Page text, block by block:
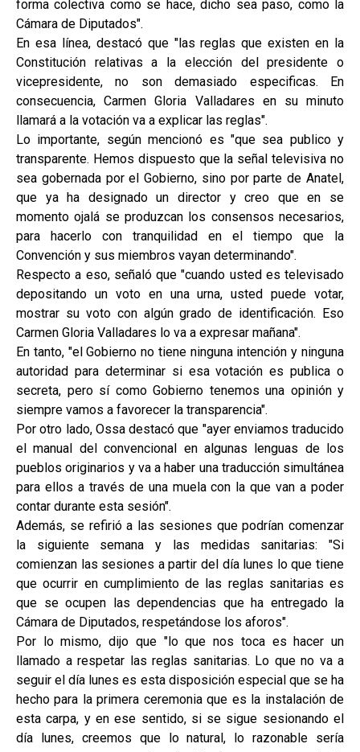
forma colectiva como se hace, dicho sea paso, como la
Cámara de Diputados".
En esa línea, destacó que "las reglas que existen en la
Constitución relativas a la elección del presidente o
vicepresidente, no son demasiado especificas. En
consecuencia, Carmen Gloria Valladares en su minuto
llamará a la votación va a explicar las reglas".
Lo importante, según mencionó es "que sea publico y
transparente. Hemos dispuesto que la señal televisiva no
sea gobernada por el Gobierno, sino por parte de Anatel,
que ya ha designado un director y creo que en se
momento ojalá se produzcan los consensos necesarios,
para hacerlo con tranquilidad en el tiempo que la
Convención y sus miembros vayan determinando".
Respecto a eso, señaló que "cuando usted es televisado
depositando un voto en una urna, usted puede votar,
mostrar su voto con algún grado de identificación. Eso
Carmen Gloria Valladares lo va a expresar mañana".
En tanto, "el Gobierno no tiene ninguna intención y ninguna
autoridad para determinar si esa votación es publica o
secreta, pero sí como Gobierno tenemos una opinión y
siempre vamos a favorecer la transparencia".
Por otro lado, Ossa destacó que "ayer enviamos traducido
el manual del convencional en algunas lenguas de los
pueblos originarios y va a haber una traducción simultánea
para ellos a través de una muela con la que van a poder
contar durante esta sesión".
Además, se refirió a las sesiones que podrían comenzar
la siguiente semana y las medidas sanitarias: "Si
comienzan las sesiones a partir del día lunes lo que tiene
que ocurrir en cumplimiento de las reglas sanitarias es
que se ocupen las dependencias que ha entregado la
Cámara de Diputados, respetándose los aforos".
Por lo mismo, dijo que "lo que nos toca es hacer un
llamado a respetar las reglas sanitarias. Lo que no va a
seguir el día lunes es esta disposición especial que se ha
hecho para la primera ceremonia que es la instalación de
esta carpa, y en ese sentido, si se sigue sesionando el
día lunes, creemos que lo natural, lo razonable sería